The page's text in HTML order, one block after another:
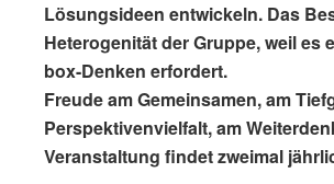
Lösungsideen entwickeln. Das
Heterogenität der Gruppe, weil es
box-Denken erfordert.
Freude am Gemeinsamen, am
Perspektivenvielfalt, am
Veranstaltung findet zweimal